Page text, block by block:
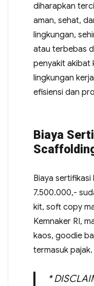
diharapkan
aman, sehat,
lingkungan,
atau terbebas
penyakit akibat
lingkungan
efisiensi dan
Biaya
Biaya
7.500.000,-
kit, soft copy
Kemnaker RI,
kaos, goodie
termasuk pajak.
*